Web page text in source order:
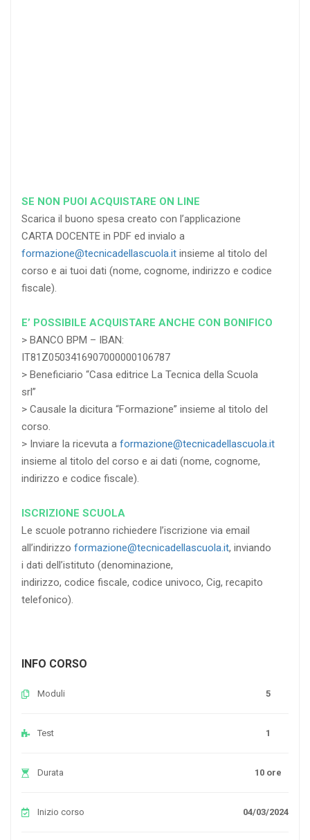
SE NON PUOI ACQUISTARE ON LINE
Scarica il buono spesa creato con l’applicazione
CARTA DOCENTE in PDF ed invialo a
formazione@tecnicadellascuola.it insieme al titolo del
corso e ai tuoi dati (nome, cognome, indirizzo e codice
fiscale).
E’ POSSIBILE ACQUISTARE ANCHE CON BONIFICO
> BANCO BPM – IBAN:
IT81Z0503416907000000106787
> Beneficiario “Casa editrice La Tecnica della Scuola
srl”
> Causale la dicitura “Formazione” insieme al titolo del
corso.
> Inviare la ricevuta a formazione@tecnicadellascuola.it
insieme al titolo del corso e ai dati (nome, cognome,
indirizzo e codice fiscale).
ISCRIZIONE SCUOLA
Le scuole potranno richiedere l’iscrizione via email
all’indirizzo formazione@tecnicadellascuola.it, inviando
i dati dell’istituto (denominazione,
indirizzo, codice fiscale, codice univoco, Cig, recapito
telefonico).
INFO CORSO
Moduli 5
Test 1
Durata 10 ore
Inizio corso 04/03/2024